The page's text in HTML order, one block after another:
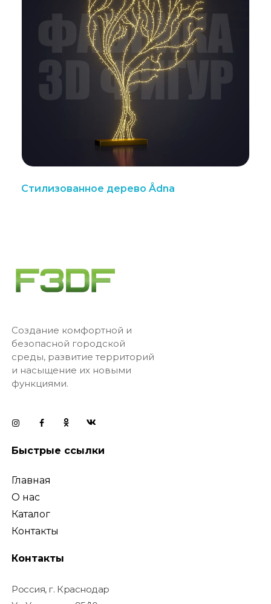
Стилизованное дерево Ådna
Создание комфортной и
безопасной городской
среды, развитие территорий
и насыщение их новыми
функциями.
Быстрые ссылки
Главная
О нас
Каталог
Контакты
Контакты
Россия, г. Краснодар